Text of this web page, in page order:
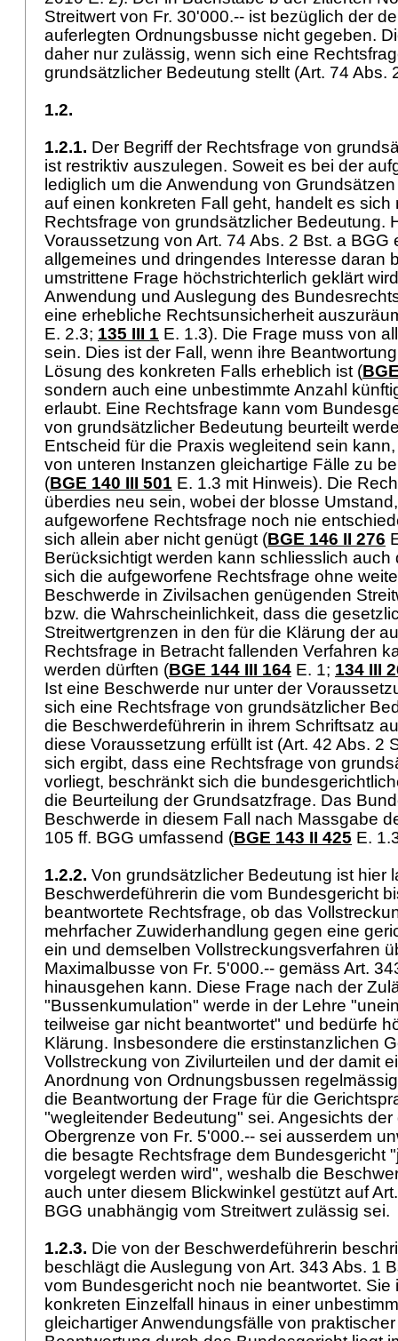
Streitwert von Fr. 30'000.-- ist bezüglich der
auferlegten Ordnungsbusse nicht gegeben.
daher nur zulässig, wenn sich eine
grundsätzlicher Bedeutung stellt (Art. 74
1.2.
1.2.1. Der Begriff der Rechtsfrage von
ist restriktiv auszulegen. Soweit es bei der
lediglich um die Anwendung von
auf einen konkreten Fall geht, handelt es sich
Rechtsfrage von grundsätzlicher Bedeutung.
Voraussetzung von Art. 74 Abs. 2 Bst. a BGG
allgemeines und dringendes Interesse daran
umstrittene Frage höchstrichterlich geklärt
Anwendung und Auslegung des
eine erhebliche Rechtsunsicherheit
E. 2.3; 135 III 1 E. 1.3). Die Frage muss von
sein. Dies ist der Fall, wenn ihre
Lösung des konkreten Falls erheblich ist (
sondern auch eine unbestimmte Anzahl
erlaubt. Eine Rechtsfrage kann vom
von grundsätzlicher Bedeutung beurteilt
Entscheid für die Praxis wegleitend sein
von unteren Instanzen gleichartige Fälle zu
(BGE 140 III 501 E. 1.3 mit Hinweis). Die
überdies neu sein, wobei der blosse
aufgeworfene Rechtsfrage noch nie
sich allein aber nicht genügt (BGE 146 II 276
Berücksichtigt werden kann schliesslich auch
sich die aufgeworfene Rechtsfrage ohne
Beschwerde in Zivilsachen genügenden
bzw. die Wahrscheinlichkeit, dass die
Streitwertgrenzen in den für die Klärung der
Rechtsfrage in Betracht fallenden Verfahren
werden dürften (BGE 144 III 164 E. 1; 134 III
Ist eine Beschwerde nur unter der
sich eine Rechtsfrage von grundsätzlicher
die Beschwerdeführerin in ihrem Schriftsatz
diese Voraussetzung erfüllt ist (Art. 42 Abs. 2
sich ergibt, dass eine Rechtsfrage von
vorliegt, beschränkt sich die
die Beurteilung der Grundsatzfrage. Das
Beschwerde in diesem Fall nach Massgabe
105 ff. BGG umfassend (BGE 143 II 425 E.
1.2.2. Von grundsätzlicher Bedeutung ist hier
Beschwerdeführerin die vom Bundesgericht
beantwortete Rechtsfrage, ob das
mehrfacher Zuwiderhandlung gegen eine
ein und demselben Vollstreckungsverfahren
Maximalbusse von Fr. 5'000.-- gemäss Art.
hinausgehen kann. Diese Frage nach der
"Bussenkumulation" werde in der Lehre
teilweise gar nicht beantwortet" und bedürfe
Klärung. Insbesondere die erstinstanzlichen
Vollstreckung von Zivilurteilen und der damit
Anordnung von Ordnungsbussen
die Beantwortung der Frage für die
"wegleitender Bedeutung" sei. Angesichts
Obergrenze von Fr. 5'000.-- sei ausserdem
die besagte Rechtsfrage dem Bundesgericht
vorgelegt werden wird", weshalb die
auch unter diesem Blickwinkel gestützt auf
BGG unabhängig vom Streitwert zulässig sei.
1.2.3. Die von der Beschwerdeführerin
beschlägt die Auslegung von Art. 343 Abs. 1
vom Bundesgericht noch nie beantwortet. Sie
konkreten Einzelfall hinaus in einer
gleichartiger Anwendungsfälle von